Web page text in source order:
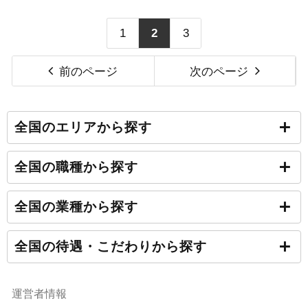
1 2 3
前のページ 次のページ
全国のエリアから探す
全国の職種から探す
全国の業種から探す
全国の待遇・こだわりから探す
運営者情報